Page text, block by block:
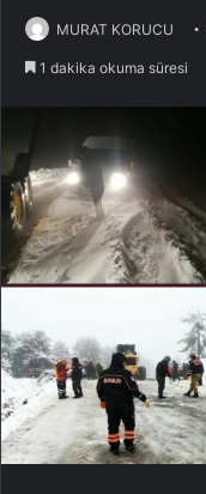
MURAT KORUCU
1 dakika okuma süresi